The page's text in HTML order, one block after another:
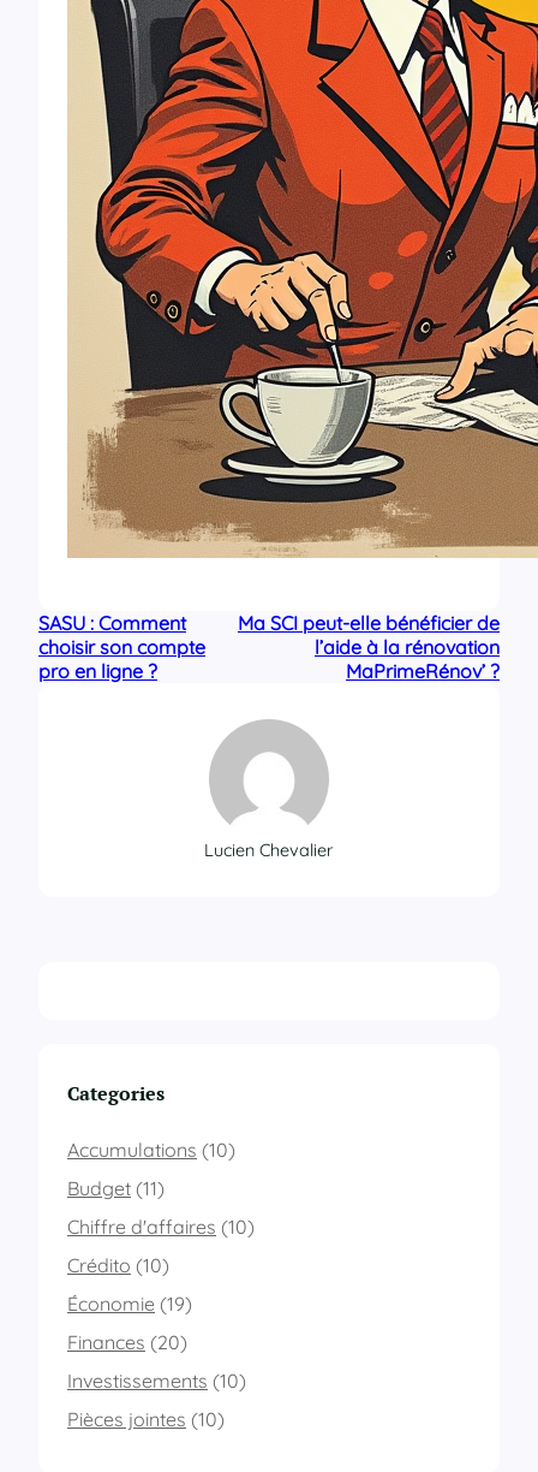
SASU : Comment
choisir son compte
pro en ligne ?
Ma SCI peut-elle bénéficier de
l’aide à la rénovation
MaPrimeRénov’ ?
Lucien Chevalier
Categories
Accumulations (10)
Budget (11)
Chiffre d'affaires (10)
Crédito (10)
Économie (19)
Finances (20)
Investissements (10)
Pièces jointes (10)